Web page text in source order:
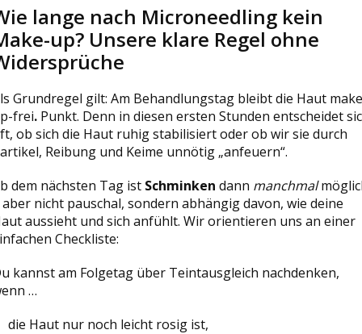
lange nach Microneedling kein
up? Unsere klare Regel ohne
Grundregel gilt: Am Behandlungstag bleibt die Haut
frei. Punkt. Denn in diesen ersten Stunden entscheidet
ob sich die Haut ruhig stabilisiert oder ob wir sie durch
Reibung und Keime unnötig „anfeuern“.
dem nächsten Tag ist Schminken dann manchmal
aber nicht pauschal, sondern abhängig davon, wie deine
aussieht und sich anfühlt. Wir orientieren uns an einer
Checkliste:
kannst am Folgetag über Teintausgleich nachdenken,
…
die Haut nur noch leicht rosig ist,